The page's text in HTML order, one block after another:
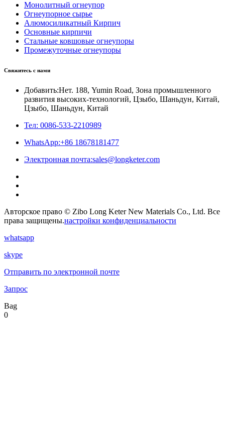
Монолитный огнеупор
Огнеупорное сырье
Алюмосиликатный Кирпич
Основные кирпичи
Стальные ковшовые огнеупоры
Промежуточные огнеупоры
Свяжитесь с нами
Добавить:Нет. 188, Yumin Road, Зона промышленного
развития высоких-технологий, Цзыбо, Шаньдун, Китай,
Цзыбо, Шаньдун, Китай
Тел: 0086-533-2210989
WhatsApp:+86 18678181477
Электронная почта:sales@longketer.com
Авторское право © Zibo Long Keter New Materials Co., Ltd. Все
права защищены.настройки конфиденциальности
whatsapp
skype
Отправить по электронной почте
Запрос
Bag
0